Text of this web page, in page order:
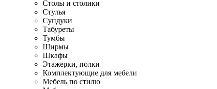
Столы и столики
Стулья
Сундуки
Табуреты
Тумбы
Ширмы
Шкафы
Этажерки, полки
Комплектующие для мебели
Мебель по стилю